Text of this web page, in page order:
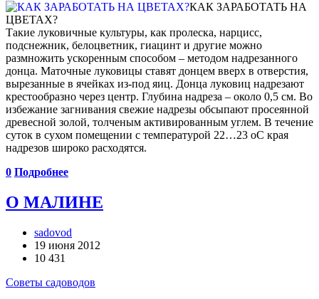
КАК ЗАРАБОТАТЬ НА
ЦВЕТАХ?
Такие луковичные культуры, как пролеска, нарцисс,
подснежник, белоцветник, гиацинт и другие можно
размножить ускоренным способом – методом надрезанного
донца. Маточные луковицы ставят донцем вверх в отверстия,
вырезанные в ячейках из-под яиц. Донца луковиц надрезают
крестообразно через центр. Глубина надреза – около 0,5 см. Во
избежание загнивания свежие надрезы обсыпают просеянной
древесной золой, толченым активированным углем. В течение
суток в сухом помещении с температурой 22…23 оС края
надрезов широко расходятся.
0 Подробнее
О МАЛИНЕ
sadovod
19 июня 2012
10 431
Советы садоводов